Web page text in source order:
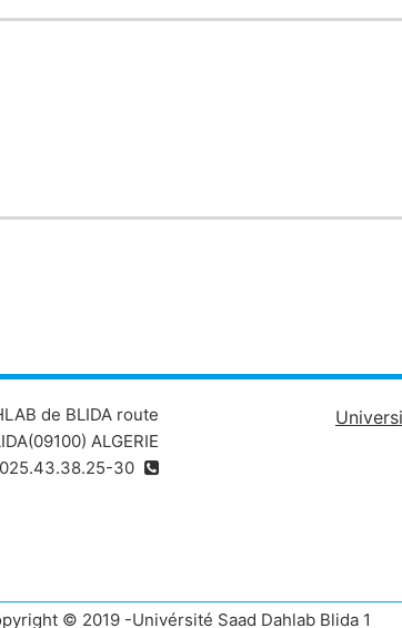
de BLIDA route
ALGERIE
© 2019 -Univérsité Saad Dahlab Blida 1